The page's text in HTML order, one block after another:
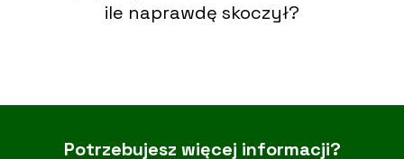
ile naprawdę skoczył?
Potrzebujesz więcej informacji?